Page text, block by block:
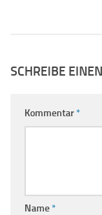
SCHREIBE
Kommentar*
Name*